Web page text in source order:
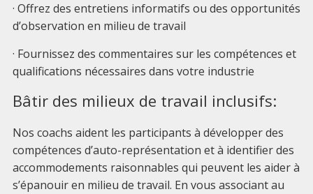
· Offrez des entretiens informatifs ou des opportunités
d’observation en milieu de travail
· Fournissez des commentaires sur les compétences et
qualifications nécessaires dans votre industrie
Bâtir des milieux de travail inclusifs:
Nos coachs aident les participants à développer des
compétences d’auto-représentation et à identifier des
accommodements raisonnables qui peuvent les aider à
s’épanouir en milieu de travail. En vous associant au